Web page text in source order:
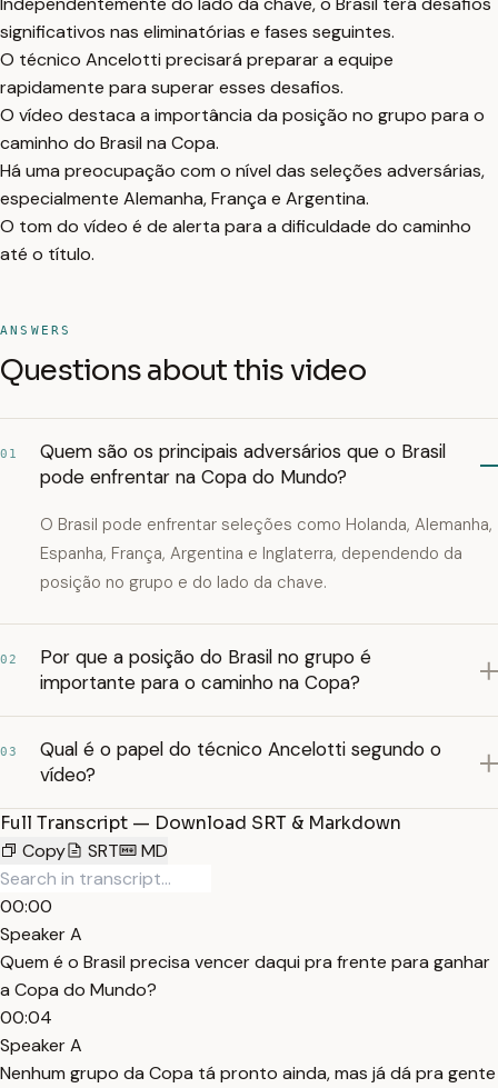
significativos nas eliminatórias e fases seguintes.
O técnico Ancelotti precisará preparar a equipe
rapidamente para superar esses desafios.
O vídeo destaca a importância da posição no grupo para o
caminho do Brasil na Copa.
Há uma preocupação com o nível das seleções adversárias,
especialmente Alemanha, França e Argentina.
O tom do vídeo é de alerta para a dificuldade do caminho
até o título.
ANSWERS
Questions about this video
01
Quem são os principais adversários que o Brasil
pode enfrentar na Copa do Mundo?
O Brasil pode enfrentar seleções como Holanda, Alemanha,
Espanha, França, Argentina e Inglaterra, dependendo da
posição no grupo e do lado da chave.
02
Por que a posição do Brasil no grupo é
importante para o caminho na Copa?
03
Qual é o papel do técnico Ancelotti segundo o
vídeo?
Full Transcript — Download SRT & Markdown
Copy
SRT MD
00:00
Speaker A
Quem é o Brasil precisa vencer daqui pra frente para ganhar
a Copa do Mundo?
00:04
Speaker A
Nenhum grupo da Copa tá pronto ainda, mas já dá pra gente